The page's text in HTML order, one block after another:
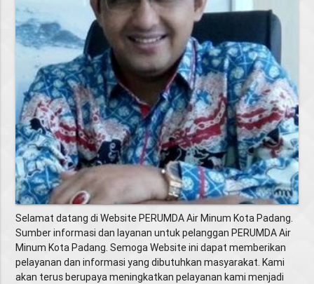
Selamat datang di Website PERUMDA Air Minum Kota Padang.
Sumber informasi dan layanan untuk pelanggan PERUMDA Air
Minum Kota Padang. Semoga Website ini dapat memberikan
pelayanan dan informasi yang dibutuhkan masyarakat. Kami
akan terus berupaya meningkatkan pelayanan kami menjadi